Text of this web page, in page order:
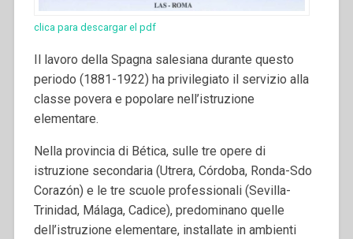
clica para descargar el pdf
Il lavoro della Spagna salesiana durante questo
periodo (1881-1922) ha privilegiato il servizio alla
classe povera e popolare nell’istruzione
elementare.
Nella provincia di Bética, sulle tre opere di
istruzione secondaria (Utrera, Córdoba, Ronda-Sdo
Corazón) e le tre scuole professionali (Sevilla-
Trinidad, Málaga, Cadice), predominano quelle
dell’istruzione elementare, installate in ambienti